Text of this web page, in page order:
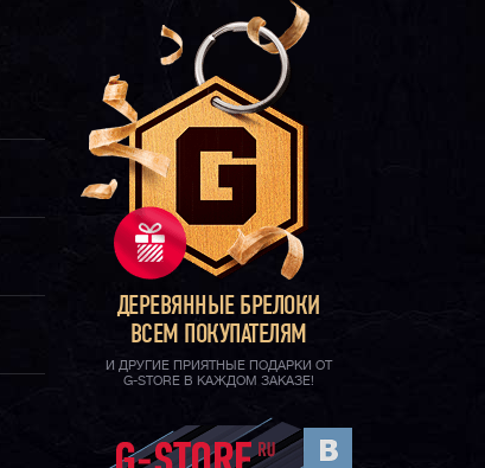
ДЕРЕВЯННЫЕ БРЕЛОКИ
ВСЕМ ПОКУПАТЕЛЯМ
И ДРУГИЕ ПРИЯТНЫЕ ПОДАРКИ ОТ
G-STORE В КАЖДОМ ЗАКАЗЕ!